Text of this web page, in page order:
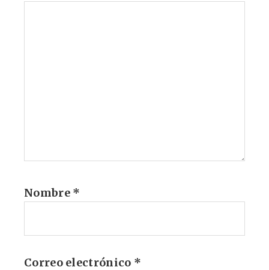
Nombre *
Correo electrónico *